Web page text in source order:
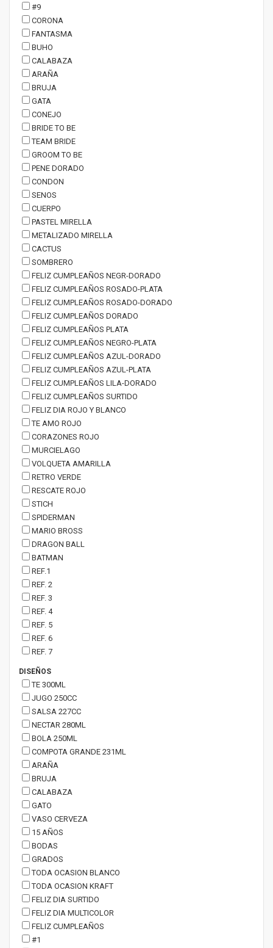
#9
CORONA
FANTASMA
BUHO
CALABAZA
ARAÑA
BRUJA
GATA
CONEJO
BRIDE TO BE
TEAM BRIDE
GROOM TO BE
PENE DORADO
CONDON
SENOS
CUERPO
PASTEL MIRELLA
METALIZADO MIRELLA
CACTUS
SOMBRERO
FELIZ CUMPLEAÑOS NEGR-DORADO
FELIZ CUMPLEAÑOS ROSADO-PLATA
FELIZ CUMPLEAÑOS ROSADO-DORADO
FELIZ CUMPLEAÑOS DORADO
FELIZ CUMPLEAÑOS PLATA
FELIZ CUMPLEAÑOS NEGRO-PLATA
FELIZ CUMPLEAÑOS AZUL-DORADO
FELIZ CUMPLEAÑOS AZUL-PLATA
FELIZ CUMPLEAÑOS LILA-DORADO
FELIZ CUMPLEAÑOS SURTIDO
FELIZ DIA ROJO Y BLANCO
TE AMO ROJO
CORAZONES ROJO
MURCIELAGO
VOLQUETA AMARILLA
RETRO VERDE
RESCATE ROJO
STICH
SPIDERMAN
MARIO BROSS
DRAGON BALL
BATMAN
REF.1
REF. 2
REF. 3
REF. 4
REF. 5
REF. 6
REF. 7
DISEÑOS
TE 300ML
JUGO 250CC
SALSA 227CC
NECTAR 280ML
BOLA 250ML
COMPOTA GRANDE 231ML
ARAÑA
BRUJA
CALABAZA
GATO
VASO CERVEZA
15 AÑOS
BODAS
GRADOS
TODA OCASION BLANCO
TODA OCASION KRAFT
FELIZ DIA SURTIDO
FELIZ DIA MULTICOLOR
FELIZ CUMPLEAÑOS
#1